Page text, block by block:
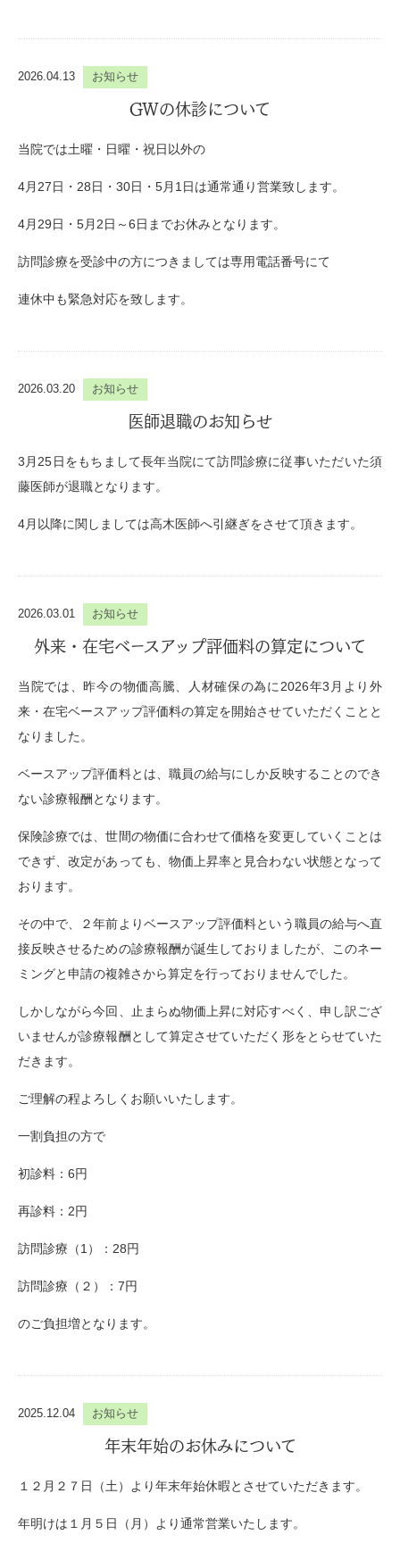
2026.04.13 お知らせ
GWの休診について
当院では土曜・日曜・祝日以外の
4月27日・28日・30日・5月1日は通常通り営業致します。
4月29日・5月2日～6日までお休みとなります。
訪問診療を受診中の方につきましては専用電話番号にて
連休中も緊急対応を致します。
2026.03.20 お知らせ
医師退職のお知らせ
3月25日をもちまして長年当院にて訪問診療に従事いただいた須
藤医師が退職となります。
4月以降に関しましては高木医師へ引継ぎをさせて頂きます。
2026.03.01 お知らせ
外来・在宅ベースアップ評価料の算定について
当院では、昨今の物価高騰、人材確保の為に2026年3月より外
来・在宅ベースアップ評価料の算定を開始させていただくことと
なりました。
ベースアップ評価料とは、職員の給与にしか反映することのでき
ない診療報酬となります。
保険診療では、世間の物価に合わせて価格を変更していくことは
できず、改定があっても、物価上昇率と見合わない状態となって
おります。
その中で、２年前よりベースアップ評価料という職員の給与へ直
接反映させるための診療報酬が誕生しておりましたが、このネー
ミングと申請の複雑さから算定を行っておりませんでした。
しかしながら今回、止まらぬ物価上昇に対応すべく、申し訳ござ
いませんが診療報酬として算定させていただく形をとらせていた
だきます。
ご理解の程よろしくお願いいたします。
一割負担の方で
初診料：6円
再診料：2円
訪問診療（1）：28円
訪問診療（２）：7円
のご負担増となります。
2025.12.04 お知らせ
年末年始のお休みについて
１２月２７日（土）より年末年始休暇とさせていただきます。
年明けは１月５日（月）より通常営業いたします。